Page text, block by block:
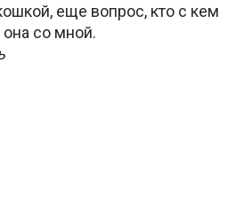
еще вопрос, кто с кем
она со мной.